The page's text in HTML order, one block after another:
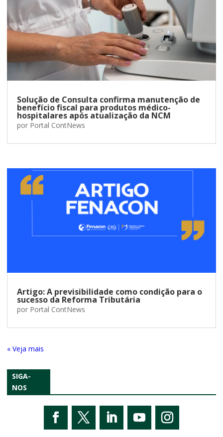
Solução de Consulta confirma manutenção de
benefício fiscal para produtos médico-
hospitalares após atualização da NCM
por Portal ContNews
Artigo: A previsibilidade como condição para o
sucesso da Reforma Tributária
por Portal ContNews
« Entradas Antigas
SIGA-
NOS